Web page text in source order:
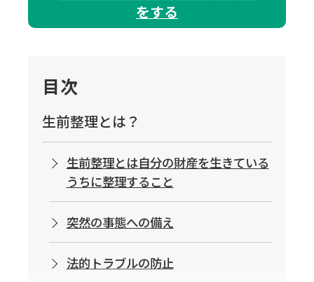
をする
目次
生前整理とは？
生前整理とは自分の財産を生きている
うちに整理すること
突然の事態への備え
法的トラブルの防止